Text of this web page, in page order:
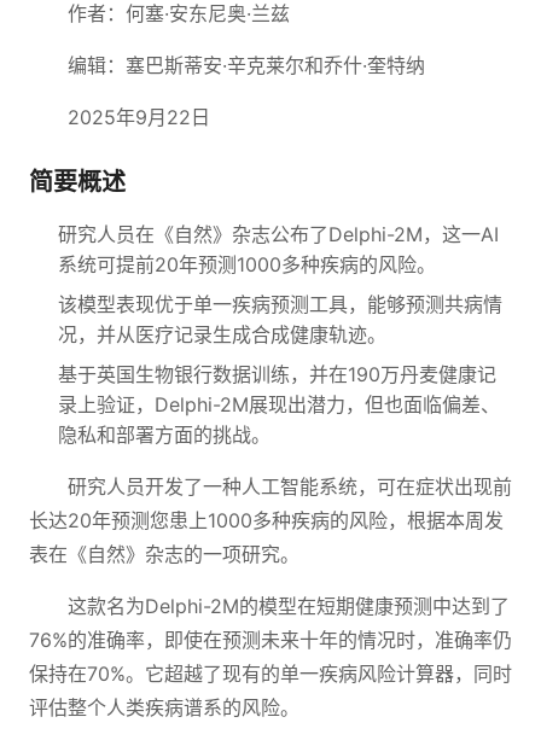
作者：何塞·安东尼奥·兰兹
编辑：塞巴斯蒂安·辛克莱尔和乔什·奎特纳
2025年9月22日
简要概述
研究人员在《自然》杂志公布了Delphi-2M，这一AI
系统可提前20年预测1000多种疾病的风险。
该模型表现优于单一疾病预测工具，能够预测共病情
况，并从医疗记录生成合成健康轨迹。
基于英国生物银行数据训练，并在190万丹麦健康记
录上验证，Delphi-2M展现出潜力，但也面临偏差、
隐私和部署方面的挑战。
研究人员开发了一种人工智能系统，可在症状出现前
长达20年预测您患上1000多种疾病的风险，根据本周发
表在《自然》杂志的一项研究。
这款名为Delphi-2M的模型在短期健康预测中达到了
76%的准确率，即使在预测未来十年的情况时，准确率仍
保持在70%。它超越了现有的单一疾病风险计算器，同时
评估整个人类疾病谱系的风险。